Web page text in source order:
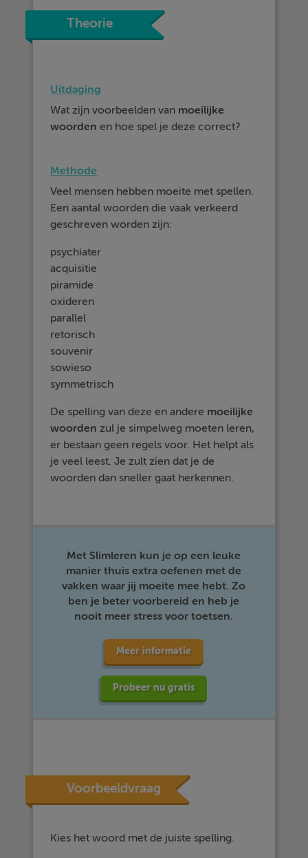
Theorie
Uitdaging
Wat zijn voorbeelden van moeilijke
woorden en hoe spel je deze correct?
Methode
Veel mensen hebben moeite met spellen.
Een aantal woorden die vaak verkeerd
geschreven worden zijn:
psychiater
acquisitie
piramide
oxideren
parallel
retorisch
souvenir
sowieso
symmetrisch
De spelling van deze en andere moeilijke
woorden zul je simpelweg moeten leren,
er bestaan geen regels voor. Het helpt als
je veel leest. Je zult zien dat je de
woorden dan sneller gaat herkennen.
Met Slimleren kun je op een leuke
manier thuis extra oefenen met de
vakken waar jij moeite mee hebt. Zo
ben je beter voorbereid en heb je
nooit meer stress voor toetsen.
Meer informatie
Probeer nu gratis
Voorbeeldvraag
Kies het woord met de juiste spelling.